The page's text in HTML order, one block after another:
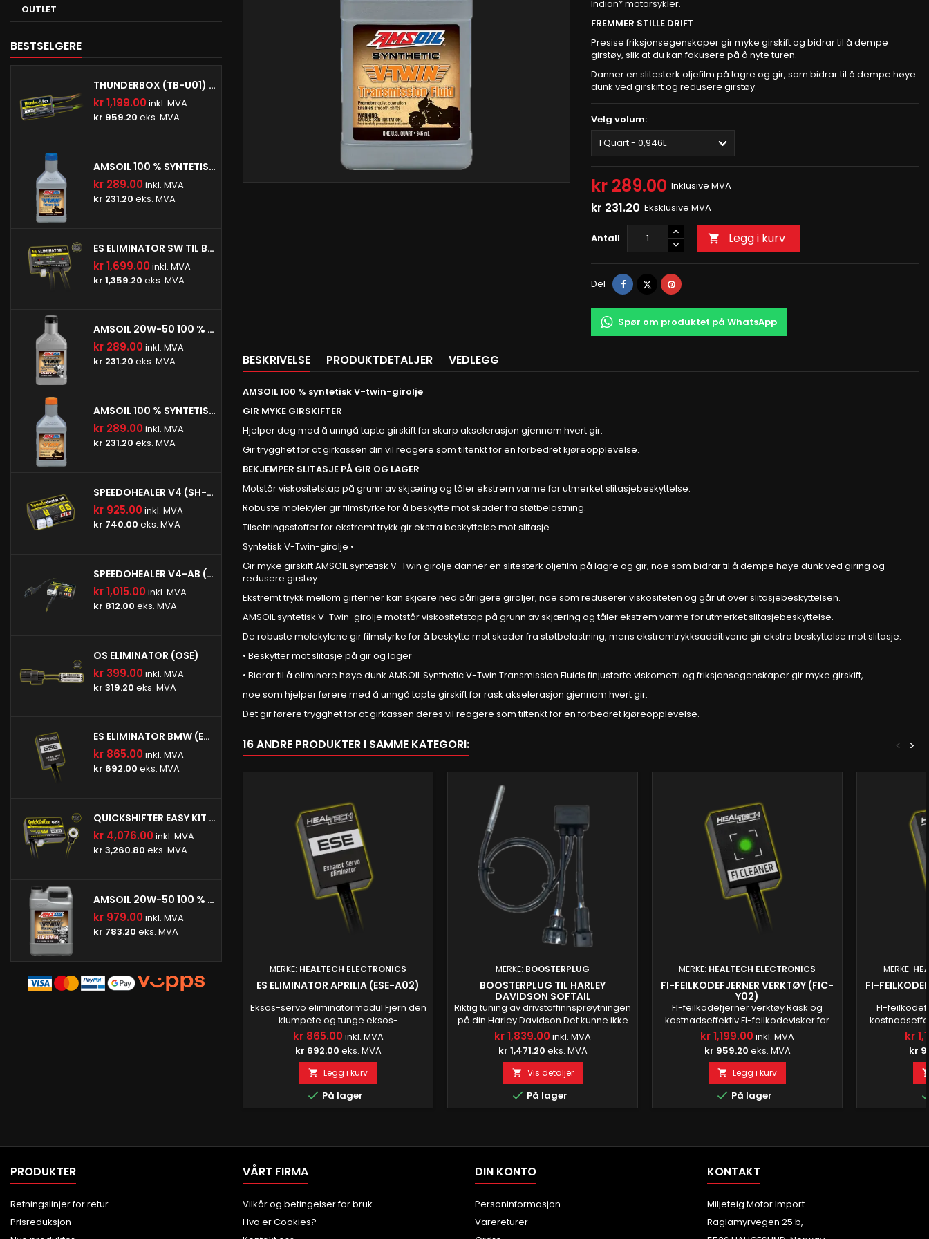
OUTLET
BESTSELGERE
THUNDERBOX (TB-U01) (MAKSIMAL KOBLINGSSTRØM: 16A)
kr 1,199.00 inkl. MVA
kr 959.20 eks. MVA
AMSOIL 100 % SYNTETISK V-TWIN PRIMÆROLJE
kr 289.00 inkl. MVA
kr 231.20 eks. MVA
ES ELIMINATOR SW TIL BMW- (ESE-SW-BM1)
kr 1,699.00 inkl. MVA
kr 1,359.20 eks. MVA
AMSOIL 20W-50 100 % SYNTETISK V-TWIN MOTOROLJE
kr 289.00 inkl. MVA
kr 231.20 eks. MVA
AMSOIL 100 % SYNTETISK V-TWIN GIROLJE
kr 289.00 inkl. MVA
kr 231.20 eks. MVA
SPEEDOHEALER V4 (SH-V4)
kr 925.00 inkl. MVA
kr 740.00 eks. MVA
SPEEDOHEALER V4-AB (SH-V4-AB)
kr 1,015.00 inkl. MVA
kr 812.00 eks. MVA
OS ELIMINATOR (OSE)
kr 399.00 inkl. MVA
kr 319.20 eks. MVA
ES ELIMINATOR BMW (ESE-BM1)
kr 865.00 inkl. MVA
kr 692.00 eks. MVA
QUICKSHIFTER EASY KIT (IQSE-W1)
kr 4,076.00 inkl. MVA
kr 3,260.80 eks. MVA
AMSOIL 20W-50 100 % SYNTETISK V-TWIN MOTOROLJE
kr 979.00 inkl. MVA
kr 783.20 eks. MVA
Indian* motorsykler.
FREMMER STILLE DRIFT
Presise friksjonsegenskaper gir myke girskift og bidrar til å dempe
girstøy, slik at du kan fokusere på å nyte turen.
Danner en slitesterk oljefilm på lagre og gir, som bidrar til å dempe høye
dunk ved girskift og redusere girstøy.
Velg volum:
kr 289.00 Inklusive MVA
kr 231.20 Eksklusive MVA
Antall  Legg i kurv
Del Del TvitrePinterest
Spør om produktet på WhatsApp
BESKRIVELSE PRODUKTDETALJER VEDLEGG
AMSOIL 100 % syntetisk V-twin-girolje
GIR MYKE GIRSKIFTER
Hjelper deg med å unngå tapte girskift for skarp akselerasjon gjennom hvert gir.
Gir trygghet for at girkassen din vil reagere som tiltenkt for en forbedret kjøreopplevelse.
BEKJEMPER SLITASJE PÅ GIR OG LAGER
Motstår viskositetstap på grunn av skjæring og tåler ekstrem varme for utmerket slitasjebeskyttelse.
Robuste molekyler gir filmstyrke for å beskytte mot skader fra støtbelastning.
Tilsetningsstoffer for ekstremt trykk gir ekstra beskyttelse mot slitasje.
Syntetisk V-Twin-girolje •
Gir myke girskift AMSOIL syntetisk V-Twin girolje danner en slitesterk oljefilm på lagre og gir, noe som bidrar til å dempe høye dunk ved giring og
redusere girstøy.
Ekstremt trykk mellom girtenner kan skjære ned dårligere giroljer, noe som reduserer viskositeten og går ut over slitasjebeskyttelsen.
AMSOIL syntetisk V-Twin-girolje motstår viskositetstap på grunn av skjæring og tåler ekstrem varme for utmerket slitasjebeskyttelse.
De robuste molekylene gir filmstyrke for å beskytte mot skader fra støtbelastning, mens ekstremtrykksadditivene gir ekstra beskyttelse mot slitasje.
• Beskytter mot slitasje på gir og lager
• Bidrar til å eliminere høye dunk AMSOIL Synthetic V-Twin Transmission Fluids finjusterte viskometri og friksjonsegenskaper gir myke girskift,
noe som hjelper førere med å unngå tapte girskift for rask akselerasjon gjennom hvert gir.
Det gir førere trygghet for at girkassen deres vil reagere som tiltenkt for en forbedret kjøreopplevelse.
16 ANDRE PRODUKTER I SAMME KATEGORI: >
<
MERKE: HEALTECH ELECTRONICS
ES ELIMINATOR APRILIA (ESE-A02)
Eksos-servo eliminatormodul Fjern den
klumpete og tunge eksos-
servomotoren når du bytter ut
endeboksen eller hele eksosanlegget.
I tillegg fjerner den FI-lampen som lyser
når du kobler fra servomotoren. Få
jobben gjort riktig ved hjelp av den lille,
men kraftige ESE-en! Fantastisk
teknologi Innebygd mikroprosessor
kr 865.00 inkl. MVA
kr 692.00 eks. MVA
 Legg i kurv
 På lager
MERKE: BOOSTERPLUG
BOOSTERPLUG TIL HARLEY
DAVIDSON SOFTAIL
Riktig tuning av drivstoffinnsprøytningen
på din Harley Davidson Det kunne ikke
vært enklere å tune
drivstoffinnsprøytningen på din Harley
Davidson med BoosterPlug. Vår
drivstoffoptimaliseringsenhet er enkel
og grei å installere, og det er ikke
behov for lengre oppsett- og
justeringsøkter. Bare installer
kr 1,839.00 inkl. MVA
kr 1,471.20 eks. MVA
 Vis detaljer
 På lager
MERKE: HEALTECH ELECTRONICS
FI-FEILKODEFJERNER VERKTØY (FIC-
Y02)
FI-feilkodefjerner verktøy Rask og
kostnadseffektiv FI-feilkodevisker for
motorsykler i Euro4-utslippsklasse –
bare koble den til og få jobben gjort
uten problemer! Lynraskt Bare koble
FIC-verktøyet til diagnosekontakten på
motorsykkelen, vri tenningsnøkkelen PÅ
og se resultatet på den tofargede
status-LED-en. Sparer kostnader Det er
kr 1,199.00 inkl. MVA
kr 959.20 eks. MVA
 Legg i kurv
 På lager
MERKE:
FI-
FI-
bare koble
uten
FIC-
og se
status-LED-
kr
kr
PRODUKTER
Retningslinjer for retur
Prisreduksjon
VÅRT FIRMA
Vilkår og betingelser for bruk
Hva er Cookies?
DIN KONTO
Personinformasjon
Varereturer
KONTAKT
Miljeteig Motor Import
Raglamyrvegen 25 b,